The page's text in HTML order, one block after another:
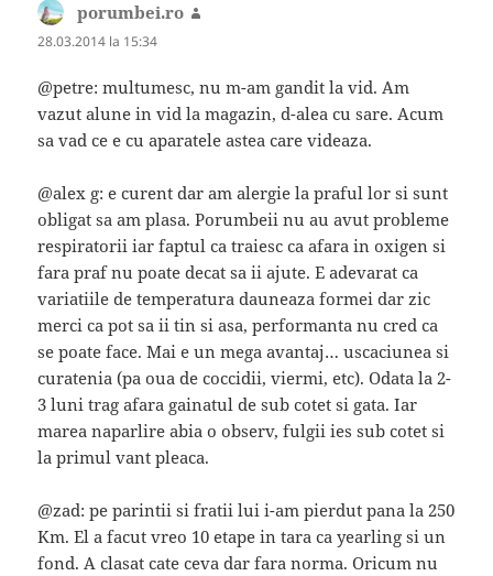
porumbei.ro
28.03.2014 la 15:34
@petre: multumesc, nu m-am gandit la vid. Am
vazut alune in vid la magazin, d-alea cu sare. Acum
sa vad ce e cu aparatele astea care videaza.
@alex g: e curent dar am alergie la praful lor si sunt
obligat sa am plasa. Porumbeii nu au avut probleme
respiratorii iar faptul ca traiesc ca afara in oxigen si
fara praf nu poate decat sa ii ajute. E adevarat ca
variatiile de temperatura dauneaza formei dar zic
merci ca pot sa ii tin si asa, performanta nu cred ca
se poate face. Mai e un mega avantaj… uscaciunea si
curatenia (pa oua de coccidii, viermi, etc). Odata la 2-
3 luni trag afara gainatul de sub cotet si gata. Iar
marea naparlire abia o observ, fulgii ies sub cotet si
la primul vant pleaca.
@zad: pe parintii si fratii lui i-am pierdut pana la 250
Km. El a facut vreo 10 etape in tara ca yearling si un
fond. A clasat cate ceva dar fara norma. Oricum nu